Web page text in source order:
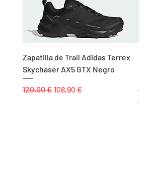
Zapatilla de Trail Adidas Terrex
Skychaser AX5 GTX Negro
Precio
120,00 € Precio de oferta
108,90 €
Precio
25,00 €